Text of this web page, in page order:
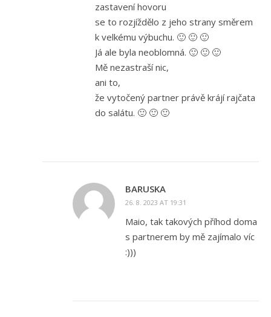
zastavení hovoru
se to rozjíždělo z jeho strany směrem
k velkému výbuchu. 🙂 🙂 🙂
Já ale byla neoblomná. 🙂 🙂 🙂
Mě nezastraší nic,
ani to,
že vytočený partner právě krájí rajčata
do salátu. 🙂 🙂 🙂
BARUSKA
26. 8. 2023 AT 19:31
Maio, tak takových příhod doma
s partnerem by mě zajímalo víc
:)))